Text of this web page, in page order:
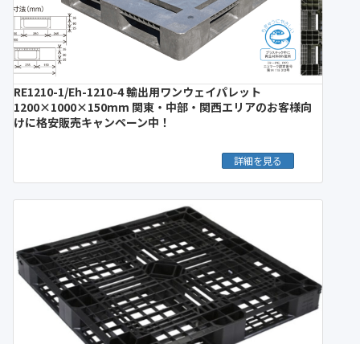
RE1210-1/Eh-1210-4 輸出用ワンウェイパレット
1200×1000×150mm 関東・中部・関西エリアのお客様向
けに格安販売キャンペーン中！
詳細を見る